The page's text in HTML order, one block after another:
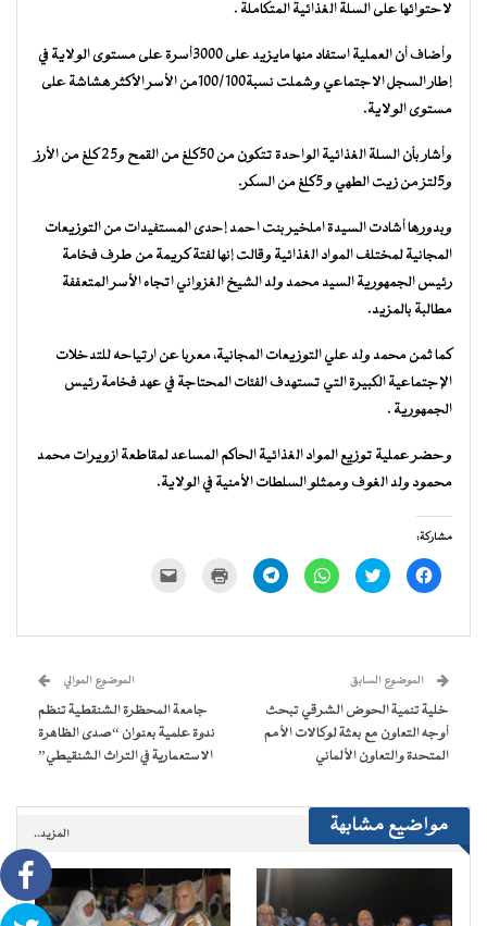
لاحتوائها على السلة الغذائية المتكاملة .
وأضاف أن العملية استفاد منها مايزيد على 3000أسرة على مستوى الولاية في
إطار السجل الاجتماعي وشملت نسبة100/100من الأسر الأكثر هشاشة على
مستوى الولاية.
وأشار بأن السلة الغذائية الواحدة تتكون من 50كلغ من القمح و25 كلغ من الأرز
و5لتز من زيت الطهي و 5كلغ من السكر.
وبدورها أشادت السيدة املخير بنت احمد إحدى المستفيدات من التوزيعات
المجانية لمختلف المواد الغذائية وقالت إنها لفتة كريمة من طرف فخامة
رئيس الجمهورية السيد محمد ولد الشيخ الغزواني اتجاه الأسر المتعففة
مطالبة بالمزيد.
كما ثمن محمد ولد علي التوزيعات المجانية، معربا عن ارتياحه للتدخلات
الإجتماعية الكبيرة التي تستهدف الفئات المحتاجة في عهد فخامة رئيس
الجمهورية .
وحضر عملية توزيع المواد الغذائية الحاكم المساعد لمقاطعة ازويرات محمد
محمود ولد الغوف وممثلو السلطات الأمنية في الولاية.
مشاركة:
انقر
للمشاركة
في
اضغط
للمشاركة
في
انقر
للمشاركة
في
انقر
للمشاركة
في
للطباعة
جديدة) الإلكتروني
نافذة
جديدة)
الموضوع السابق
خلية تنمية الحوض الشرقي تبحث
أوجه التعاون مع بعثة لوكالات الأمم
المتحدة والتعاون الألماني
الموضوع الموالي
جامعة المحظرة الشنقطية تنظم
ندوة علمية بعنوان “صدى الظاهرة
الاستعمارية في التراث الشنقيطي”
مواضيع مشابهة المزيد..